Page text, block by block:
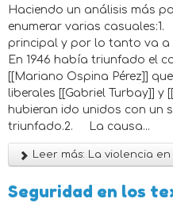
Haciendo un análisis más
enumerar varias
principal y por lo tanto va a
En 1946 había triunfado el
[[Mariano Ospina Pérez]]
liberales [[Gabriel Turbay]] y
hubieran ido unidos con un
triunfado.2. La causa...
Leer más: La violencia en
Seguridad en los